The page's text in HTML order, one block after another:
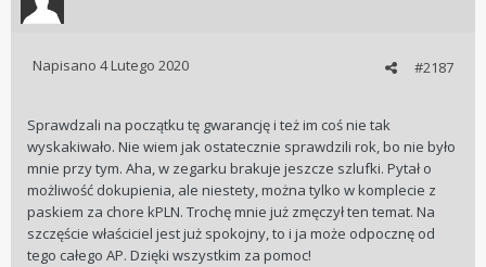
#2187
Napisano 4 Lutego 2020
Sprawdzali na początku tę gwarancję i też im coś nie tak
wyskakiwało. Nie wiem jak ostatecznie sprawdzili rok, bo nie było
mnie przy tym. Aha, w zegarku brakuje jeszcze szlufki. Pytał o
możliwość dokupienia, ale niestety, można tylko w komplecie z
paskiem za chore kPLN. Trochę mnie już zmęczył ten temat. Na
szczęście właściciel jest już spokojny, to i ja może odpocznę od
tego całego AP. Dzięki wszystkim za pomoc!